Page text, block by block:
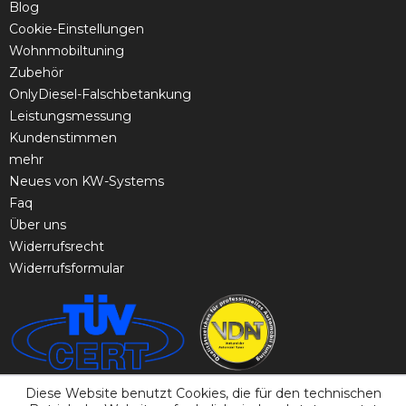
Blog
Cookie-Einstellungen
Wohnmobiltuning
Zubehör
OnlyDiesel-Falschbetankung
Leistungsmessung
Kundenstimmen
mehr
Neues von KW-Systems
Faq
Über uns
Widerrufsrecht
Widerrufsformular
Diese Website benutzt Cookies, die für den technischen